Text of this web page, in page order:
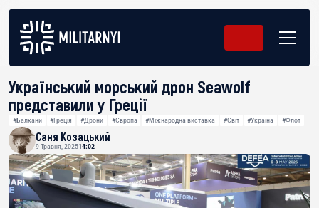
Український морський дрон Seawolf
представили у Греції
#Балкани #Греція #Дрони #Європа #Міжнародна виставка #Світ #Україна #Флот
Саня Козацький
9 Травня, 202514:02